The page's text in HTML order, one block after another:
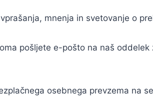
mnenja in svetovanje o
pošljete e-pošto na naš oddelek
osebnega prevzema na